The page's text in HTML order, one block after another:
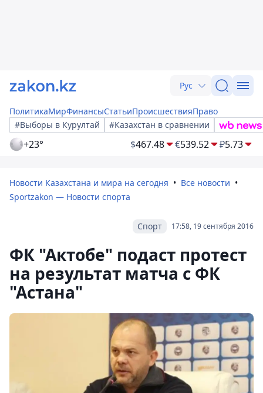
Рус
ПолитикаМирФинансыСтатьиПроисшествияПраво
#Выборы в Курултай
#Казахстан в сравнении
+23° $467.48 €539.52 ₽5.73
Новости Казахстана и мира на сегодня
Все новости
Sportzakon — Новости спорта
17:58, 19 сентября 2016
Спорт
ФК "Актобе" подаст протест
на результат матча с ФК
"Астана"